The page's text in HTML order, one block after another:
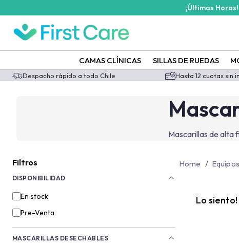
¡Últimas Horas!
CAMAS CLÍNICAS SILLAS DE RUEDAS
Despacho rápido a todo Chile Hasta 12 cuotas sin
Mascarillas de alta
Filtros
DISPONIBILIDAD
En stock
Pre-Venta
MASCARILLAS DESECHABLES
Home / Equipos
Lo
/categoria-producto/equipos/filtros/mascarillas-